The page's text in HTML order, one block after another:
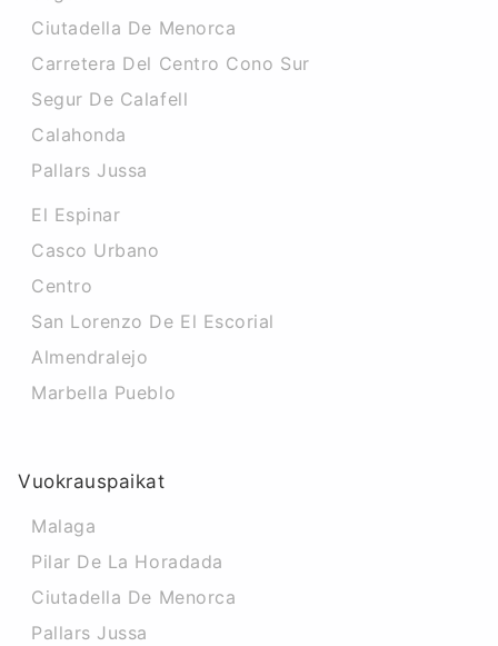
Ciutadella De Menorca
Carretera Del Centro Cono Sur
Segur De Calafell
Calahonda
Pallars Jussa
El Espinar
Casco Urbano
Centro
San Lorenzo De El Escorial
Almendralejo
Marbella Pueblo
Vuokrauspaikat
Malaga
Pilar De La Horadada
Ciutadella De Menorca
Pallars Jussa